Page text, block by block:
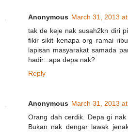
Anonymous March 31, 2013
tak de keje nak susah2kn diri
fikir sikit kenapa org ramai
lapisan masyarakat samada
hadir...apa depa nak?
Reply
Anonymous March 31, 2013
Orang dah cerdik. Depa gi nak
Bukan nak dengar lawak